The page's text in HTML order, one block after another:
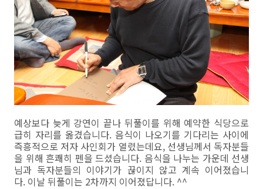
예상보다 늦게 강연이 끝나 뒤풀이를 위해 예약한 식당으로
급히 자리를 옮겼습니다. 음식이 나오기를 기다리는 사이에
즉흥적으로 저자 사인회가 열렸는데요, 선생님께서 독자분들
을 위해 흔쾌히 펜을 드셨습니다. 음식을 나누는 가운데 선생
님과 독자분들의 이야기가 끊이지 않고 계속 이어졌습니
다. 이날 뒤풀이는 2차까지 이어졌답니다. ^^